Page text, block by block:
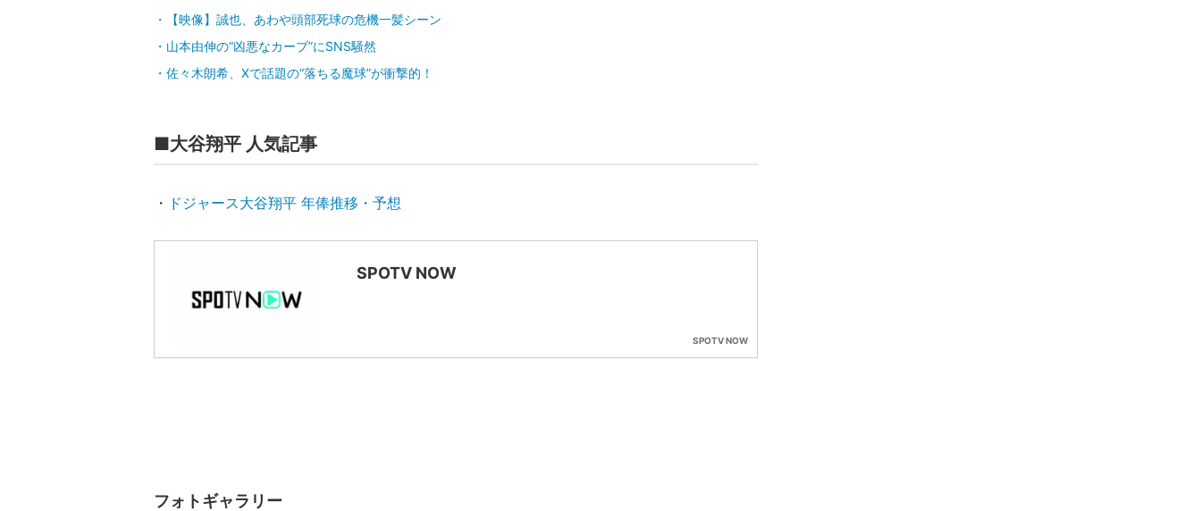
【映像】誠也、あわや頭部死球の危機一髪シーン
山本由伸の“凶悪なカーブ”にSNS騒然
佐々木朗希、Xで話題の“落ちる魔球”が衝撃的！
■大谷翔平 人気記事
・ ドジャース大谷翔平 年俸推移・予想
SPOTV NOW
SPOTV NOW